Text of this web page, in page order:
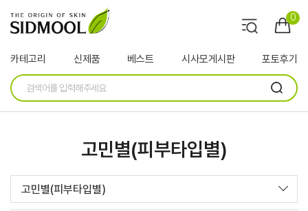
0
카테고리 신제품 베스트 시사모게시판 포토후기
고민별(피부타입별)
고민별(피부타입별)